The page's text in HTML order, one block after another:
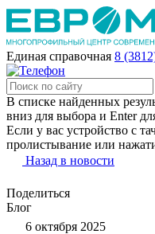
Единая справочная 8
В списке найденных
вниз для выбора и Enter
Если у вас устройство с
пролистывание или
Назад в новости
Поделиться
Блог
6 октября 2025